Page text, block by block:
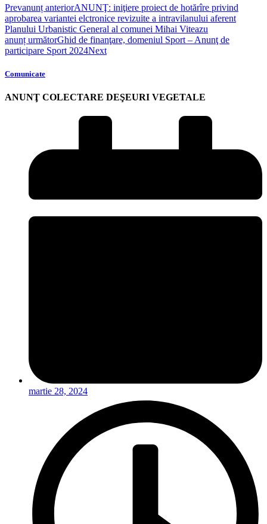
Prevanunț anteriorANUNŢ: iniţiere proiect de hotărîre privind
aprobarea variantei elctronice revizuite a intravilanului aferent
Planului Urbanistic General al comunei Mihai Viteazu
anunț următorGhid de finanţare, domeniul Sport – Anunţ de
participare Sport 2024Next
Comunicate
ANUNŢ COLECTARE DEŞEURI VEGETALE
martie 28, 2024